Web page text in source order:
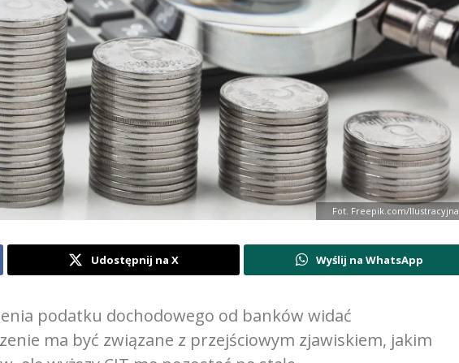
Fot. Freepik.com/Ilustracyjna
Udostępnij na X Wyślij na WhatsApp
podatku dochodowego od banków widać
ma być związane z przejściowym zjawiskiem, jakim